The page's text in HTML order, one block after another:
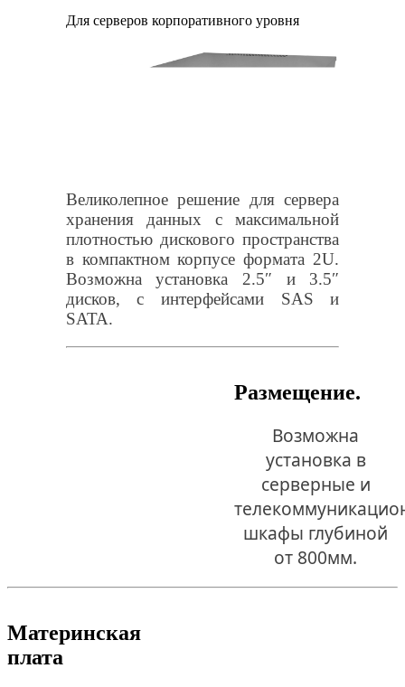
Для серверов корпоративного уровня
Великолепное решение для сервера
хранения данных с максимальной
плотностью дискового пространства
в компактном корпусе формата 2U.
Возможна установка 2.5″ и 3.5″
дисков, с интерфейсами SAS и
SATA.
Размещение.
Возможна
установка в
серверные и
шкафы глубиной
от 800мм.
Материнская
плата